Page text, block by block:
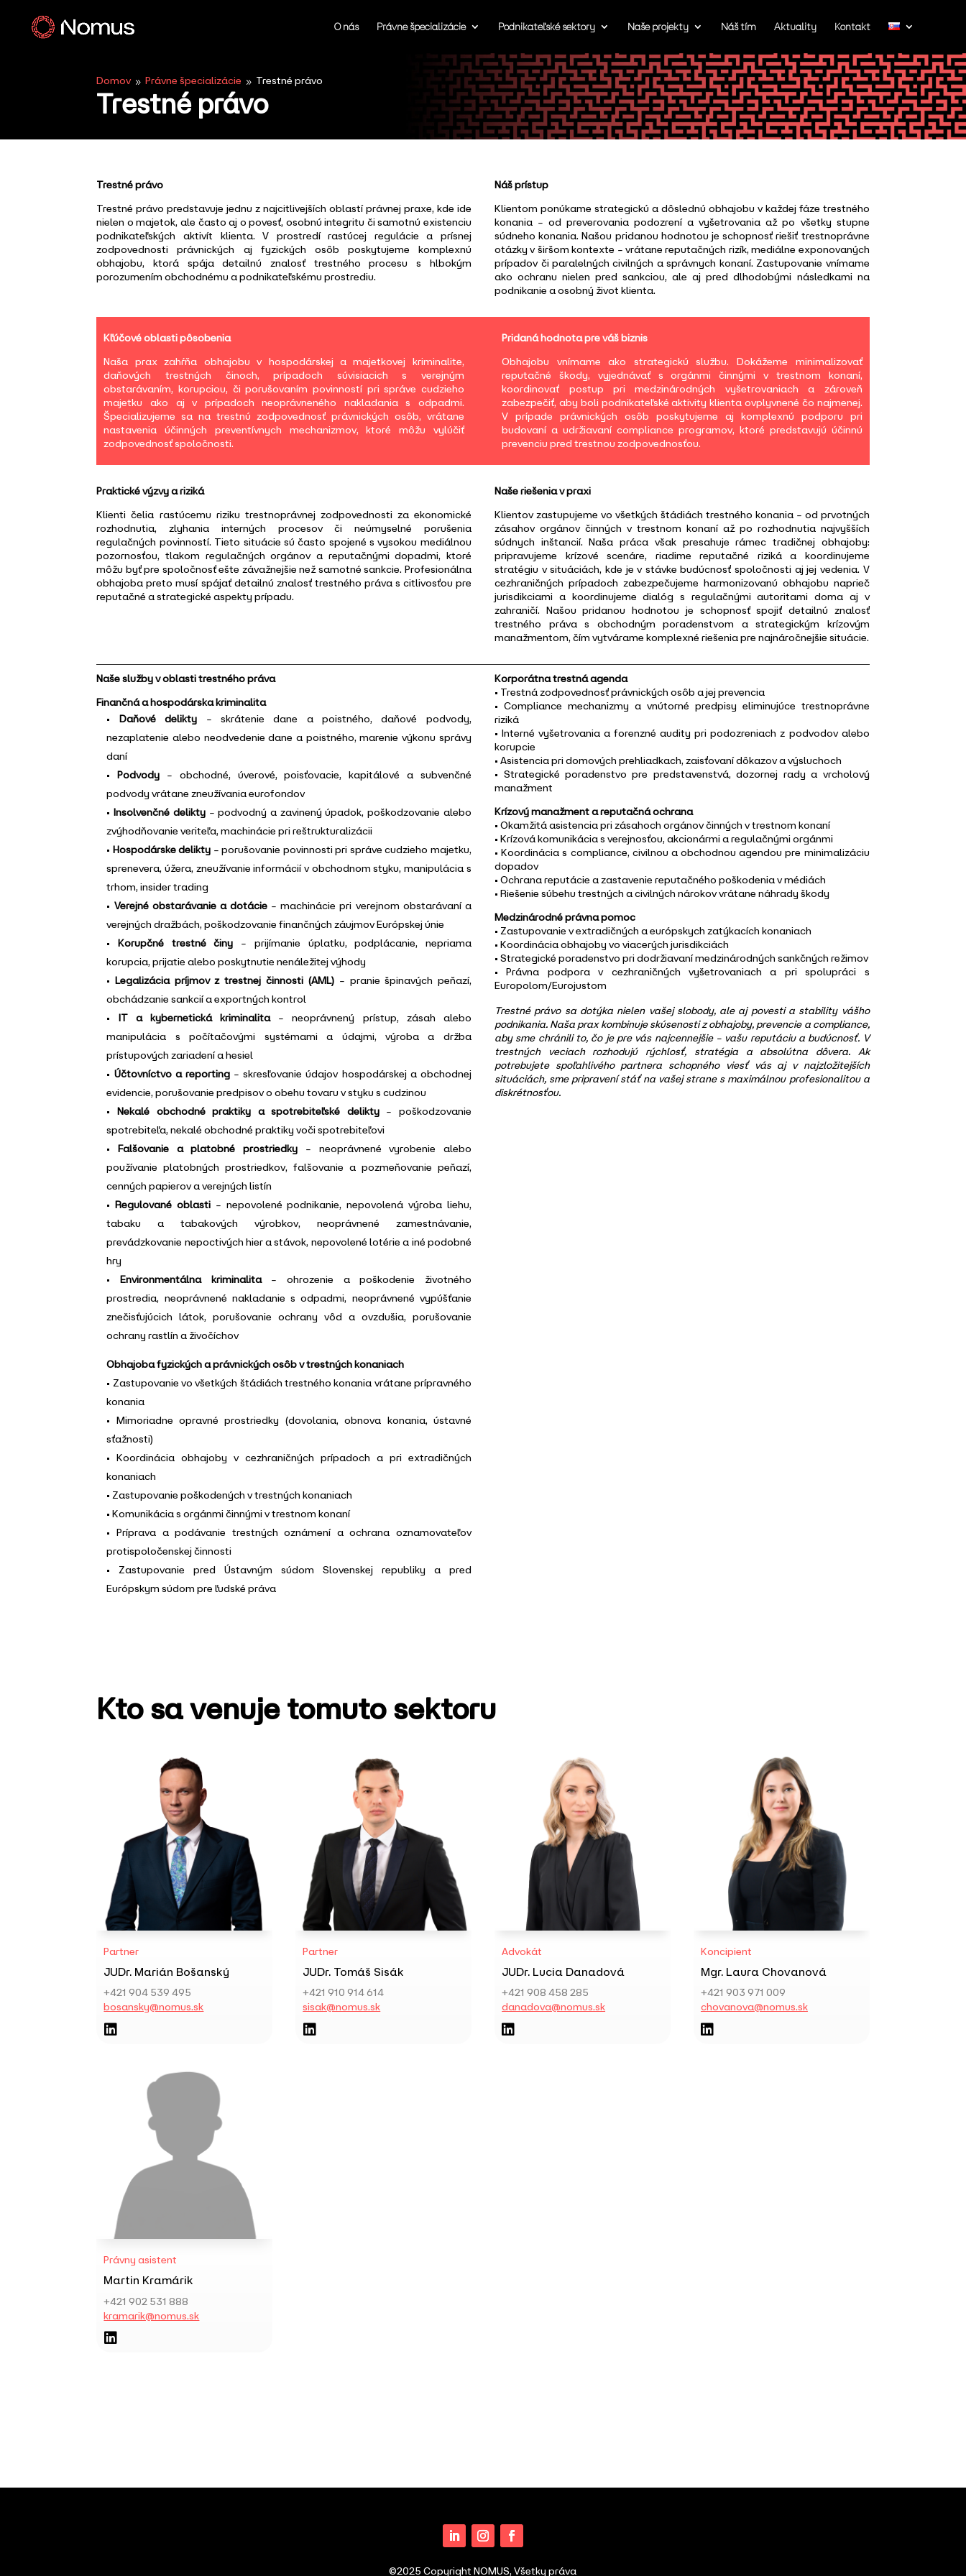
O nás Právne špecializácie Podnikateľské sektory Naše projekty Náš tím Aktuality Kontakt
Domov 9 Právne špecializácie 9 Trestné právo
Trestné právo
Trestné právo
Trestné právo predstavuje jednu z najcitlivejších oblastí právnej praxe, kde ide
nielen o majetok, ale často aj o povesť, osobnú integritu či samotnú existenciu
podnikateľských aktivít klienta. V prostredí rastúcej regulácie a prísnej
zodpovednosti právnických aj fyzických osôb poskytujeme komplexnú
obhajobu, ktorá spája detailnú znalosť trestného procesu s hlbokým
porozumením obchodnému a podnikateľskému prostrediu.
Náš prístup
Klientom ponúkame strategickú a dôslednú obhajobu v každej fáze trestného
konania – od preverovania podozrení a vyšetrovania až po všetky stupne
súdneho konania. Našou pridanou hodnotou je schopnosť riešiť trestnoprávne
otázky v širšom kontexte – vrátane reputačných rizík, mediálne exponovaných
prípadov či paralelných civilných a správnych konaní. Zastupovanie vnímame
ako ochranu nielen pred sankciou, ale aj pred dlhodobými následkami na
podnikanie a osobný život klienta.
Kľúčové oblasti pôsobenia
Naša prax zahŕňa obhajobu v hospodárskej a majetkovej kriminalite,
daňových trestných činoch, prípadoch súvisiacich s verejným
obstarávaním, korupciou, či porušovaním povinností pri správe cudzieho
majetku ako aj v prípadoch neoprávneného nakladania s odpadmi.
Špecializujeme sa na trestnú zodpovednosť právnických osôb, vrátane
nastavenia účinných preventívnych mechanizmov, ktoré môžu vylúčiť
zodpovednosť spoločnosti.
Pridaná hodnota pre váš biznis
Obhajobu vnímame ako strategickú službu. Dokážeme minimalizovať
reputačné škody, vyjednávať s orgánmi činnými v trestnom konaní,
koordinovať postup pri medzinárodných vyšetrovaniach a zároveň
zabezpečiť, aby boli podnikateľské aktivity klienta ovplyvnené čo najmenej.
V prípade právnických osôb poskytujeme aj komplexnú podporu pri
budovaní a udržiavaní compliance programov, ktoré predstavujú účinnú
prevenciu pred trestnou zodpovednosťou.
Praktické výzvy a riziká
Klienti čelia rastúcemu riziku trestnoprávnej zodpovednosti za ekonomické
rozhodnutia, zlyhania interných procesov či neúmyselné porušenia
regulačných povinností. Tieto situácie sú často spojené s vysokou mediálnou
pozornosťou, tlakom regulačných orgánov a reputačnými dopadmi, ktoré
môžu byť pre spoločnosť ešte závažnejšie než samotné sankcie. Profesionálna
obhajoba preto musí spájať detailnú znalosť trestného práva s citlivosťou pre
reputačné a strategické aspekty prípadu.
Naše riešenia v praxi
Klientov zastupujeme vo všetkých štádiách trestného konania – od prvotných
zásahov orgánov činných v trestnom konaní až po rozhodnutia najvyšších
súdnych inštancií. Naša práca však presahuje rámec tradičnej obhajoby:
pripravujeme krízové scenáre, riadime reputačné riziká a koordinujeme
stratégiu v situáciách, kde je v stávke budúcnosť spoločnosti aj jej vedenia. V
cezhraničných prípadoch zabezpečujeme harmonizovanú obhajobu naprieč
jurisdikciami a koordinujeme dialóg s regulačnými autoritami doma aj v
zahraničí. Našou pridanou hodnotou je schopnosť spojiť detailnú znalosť
trestného práva s obchodným poradenstvom a strategickým krízovým
manažmentom, čím vytvárame komplexné riešenia pre najnáročnejšie situácie.
Naše služby v oblasti trestného práva
Finančná a hospodárska kriminalita
• Daňové delikty – skrátenie dane a poistného, daňové podvody,
nezaplatenie alebo neodvedenie dane a poistného, marenie výkonu správy
daní
•Podvody – obchodné, úverové, poisťovacie, kapitálové a subvenčné
podvody vrátane zneužívania eurofondov
•Insolvenčné delikty– podvodný a zavinený úpadok, poškodzovanie alebo
zvýhodňovanie veriteľa, machinácie pri reštrukturalizácii
• Hospodárske delikty – porušovanie povinnosti pri správe cudzieho majetku,
sprenevera, úžera, zneužívanie informácií v obchodnom styku, manipulácia s
trhom, insider trading
• Verejné obstarávanie a dotácie – machinácie pri verejnom obstarávaní a
verejných dražbách, poškodzovanie finančných záujmov Európskej únie
•Korupčné trestné činy – prijímanie úplatku, podplácanie, nepriama
korupcia, prijatie alebo poskytnutie nenáležitej výhody
•Legalizácia príjmov z trestnej činnosti (AML) – pranie špinavých peňazí,
obchádzanie sankcií a exportných kontrol
• IT a kybernetická kriminalita– neoprávnený prístup, zásah alebo
manipulácia s počítačovými systémami a údajmi, výroba a držba
prístupových zariadení a hesiel
• Účtovníctvo a reporting– skresľovanie údajov hospodárskej a obchodnej
evidencie, porušovanie predpisov o obehu tovaru v styku s cudzinou
• Nekalé obchodné praktiky a spotrebiteľské delikty– poškodzovanie
spotrebiteľa, nekalé obchodné praktiky voči spotrebiteľovi
•Falšovanie a platobné prostriedky – neoprávnené vyrobenie alebo
používanie platobných prostriedkov, falšovanie a pozmeňovanie peňazí,
cenných papierov a verejných listín
•Regulované oblasti – nepovolené podnikanie, nepovolená výroba liehu,
tabaku a tabakových výrobkov, neoprávnené zamestnávanie,
prevádzkovanie nepoctivých hier a stávok, nepovolené lotérie a iné podobné
hry
•Environmentálna kriminalita– ohrozenie a poškodenie životného
prostredia, neoprávnené nakladanie s odpadmi, neoprávnené vypúšťanie
znečisťujúcich látok, porušovanie ochrany vôd a ovzdušia, porušovanie
ochrany rastlín a živočíchov
Obhajoba fyzických a právnických osôb v trestných konaniach
• Zastupovanie vo všetkých štádiách trestného konania vrátane prípravného
konania
• Mimoriadne opravné prostriedky (dovolania, obnova konania, ústavné
sťažnosti)
• Koordinácia obhajoby v cezhraničných prípadoch a pri extradičných
konaniach
• Zastupovanie poškodených v trestných konaniach
• Komunikácia s orgánmi činnými v trestnom konaní
• Príprava a podávanie trestných oznámení a ochrana oznamovateľov
protispoločenskej činnosti
• Zastupovanie pred Ústavným súdom Slovenskej republiky a pred
Európskym súdom pre ľudské práva
Korporátna trestná agenda
• Trestná zodpovednosť právnických osôb a jej prevencia
• Compliance mechanizmy a vnútorné predpisy eliminujúce trestnoprávne
riziká
• Interné vyšetrovania a forenzné audity pri podozreniach z podvodov alebo
korupcie
• Asistencia pri domových prehliadkach, zaisťovaní dôkazov a výsluchoch
• Strategické poradenstvo pre predstavenstvá, dozornej rady a vrcholový
manažment
Krízový manažment a reputačná ochrana
• Okamžitá asistencia pri zásahoch orgánov činných v trestnom konaní
• Krízová komunikácia s verejnosťou, akcionármi a regulačnými orgánmi
• Koordinácia s compliance, civilnou a obchodnou agendou pre minimalizáciu
dopadov
• Ochrana reputácie a zastavenie reputačného poškodenia v médiách
• Riešenie súbehu trestných a civilných nárokov vrátane náhrady škody
Medzinárodné právna pomoc
• Zastupovanie v extradičných a európskych zatýkacích konaniach
• Koordinácia obhajoby vo viacerých jurisdikciách
• Strategické poradenstvo pri dodržiavaní medzinárodných sankčných režimov
• Právna podpora v cezhraničných vyšetrovaniach a pri spolupráci s
Europolom/Eurojustom
Trestné právo sa dotýka nielen vašej slobody, ale aj povesti a stability vášho
podnikania. Naša prax kombinuje skúsenosti z obhajoby, prevencie a compliance,
aby sme chránili to, čo je pre vás najcennejšie – vašu reputáciu a budúcnosť. V
trestných veciach rozhodujú rýchlosť, stratégia a absolútna dôvera. Ak
potrebujete spoľahlivého partnera schopného viesť vás aj v najzložitejších
situáciách, sme pripravení stáť na vašej strane s maximálnou profesionalitou a
diskrétnosťou.
Kto sa venuje tomuto sektoru
Partner
JUDr. Marián Bošanský
+421 904 539 495
bosansky@nomus.sk

Partner
JUDr. Tomáš Sisák
+421 910 914 614
sisak@nomus.sk

Advokát
JUDr. Lucia Danadová
+421 908 458 285
danadova@nomus.sk

Koncipient
Mgr. Laura Chovanová
+421 903 971 009
chovanova@nomus.sk

Právny asistent
Martin Kramárik
+421 902 531 888
kramarik@nomus.sk

©2025 Copyright NOMUS, Všetky práva